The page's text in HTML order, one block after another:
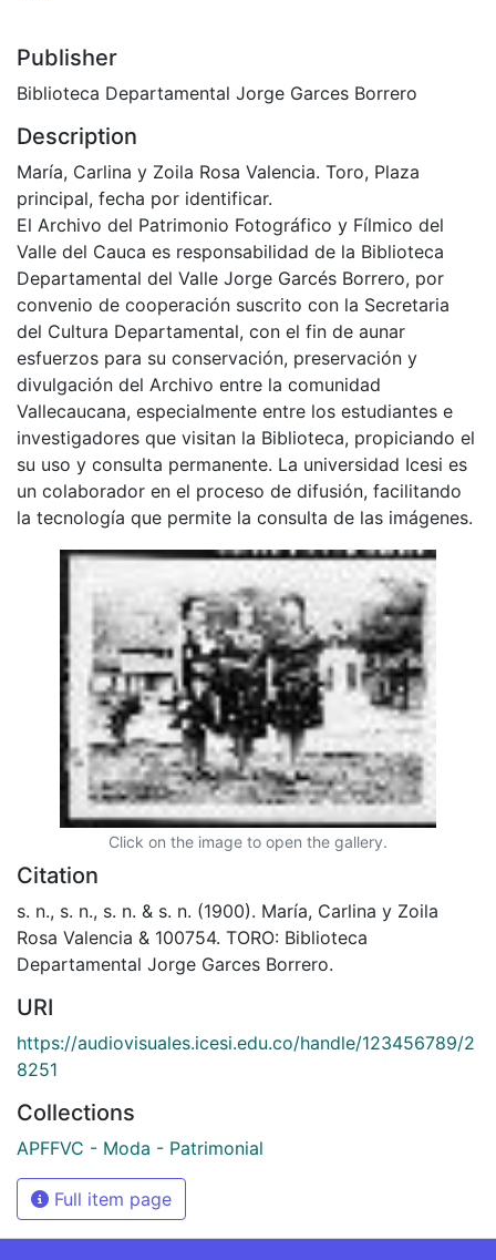
Publisher
Biblioteca Departamental Jorge Garces Borrero
Description
María, Carlina y Zoila Rosa Valencia. Toro, Plaza
principal, fecha por identificar.
El Archivo del Patrimonio Fotográfico y Fílmico del
Valle del Cauca es responsabilidad de la Biblioteca
Departamental del Valle Jorge Garcés Borrero, por
convenio de cooperación suscrito con la Secretaria
del Cultura Departamental, con el fin de aunar
esfuerzos para su conservación, preservación y
divulgación del Archivo entre la comunidad
Vallecaucana, especialmente entre los estudiantes e
investigadores que visitan la Biblioteca, propiciando el
su uso y consulta permanente. La universidad Icesi es
un colaborador en el proceso de difusión, facilitando
la tecnología que permite la consulta de las imágenes.
Click on the image to open the gallery.
Citation
s. n., s. n., s. n. & s. n. (1900). María, Carlina y Zoila
Rosa Valencia & 100754. TORO: Biblioteca
Departamental Jorge Garces Borrero.
URI
https://audiovisuales.icesi.edu.co/handle/123456789/2
8251
Collections
APFFVC - Moda - Patrimonial
Full item page